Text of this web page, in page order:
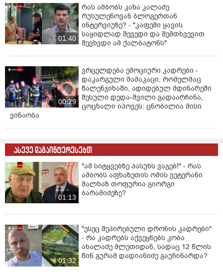
01:40
რას ამბობს კახა კალაძე
რუსულენოვან ბლოგერთან
ინტერვიუზე? - "კაფეში ყავის
საყიდლად შევედი და შემთხვევით
შევხვდი ამ ქალბატონს"
00:29
ვრცელდება ემოციური კადრები -
დაკარგული მამაკაცი, რომელმაც
წალენჯიხაში, ადიდებულ მდინარეში
შესული დედა-შვილი გადაარჩინა,
ცოცხალი იპოვეს: ცნობილია მისი
ვინაობა
ასევე დაგაინტერესებთ
01:13
"ამ სიტყვებზე პასუხს ვაგებ!" - რას
ამბობს აფხაზეთის ომის ვეტერანი
მალხაზ თოფურია გიორგი
ბარამიძეზე?
01:32
"ესეც შეპირებული დრონის კადრები"
- რა კადრებს აქვეყნებს კობა
ახალაძე მლეთიდან, სადაც 12 წლის
წინ გურამ დადიანიძე გაუჩინარდა?